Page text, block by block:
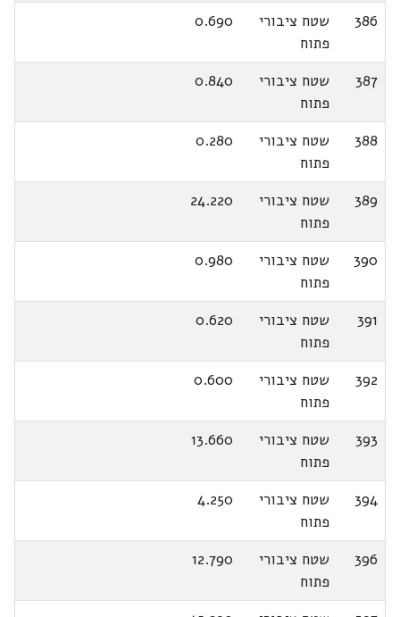
386
שטח ציבורי
פתוח
0.690
387
שטח ציבורי
פתוח
0.840
388
שטח ציבורי
פתוח
0.280
389
שטח ציבורי
פתוח
24.220
390
שטח ציבורי
פתוח
0.980
391
שטח ציבורי
פתוח
0.620
392
שטח ציבורי
פתוח
0.600
393
שטח ציבורי
פתוח
13.660
394
שטח ציבורי
פתוח
4.250
396
שטח ציבורי
פתוח
12.790